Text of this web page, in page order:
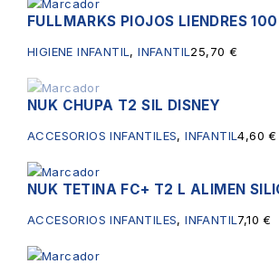
FULLMARKS PIOJOS LIENDRES
HIGIENE INFANTIL ,INFANTIL 25,70 €
Sin existencias
NUK CHUPA T2 SIL DISNEY
ACCESORIOS INFANTILES,INFANTIL4,60€
NUK TETINA FC+ T2 L ALIMEN
ACCESORIOS INFANTILES,INFANTIL 7,10€